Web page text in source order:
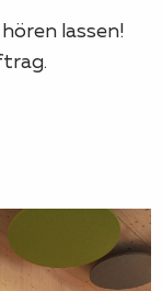
lassen!